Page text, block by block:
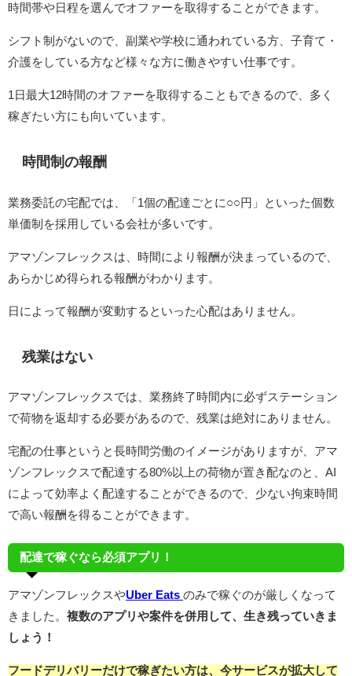
時間帯や日程を選んでオファーを取得することができます。
シフト制がないので、副業や学校に通われている方、子育て・
介護をしている方など様々な方に働きやすい仕事です。
1日最大12時間のオファーを取得することもできるので、多く
稼ぎたい方にも向いています。
時間制の報酬
業務委託の宅配では、「1個の配達ごとに○○円」といった個数
単価制を採用している会社が多いです。
アマゾンフレックスは、時間により報酬が決まっているので、
あらかじめ得られる報酬がわかります。
日によって報酬が変動するといった心配はありません。
残業はない
アマゾンフレックスでは、業務終了時間内に必ずステーション
で荷物を返却する必要があるので、残業は絶対にありません。
宅配の仕事というと長時間労働のイメージがありますが、アマ
ゾンフレックスで配達する80%以上の荷物が置き配なのと、AI
によって効率よく配達することができるので、少ない拘束時間
で高い報酬を得ることができます。
配達で稼ぐなら必須アプリ！
アマゾンフレックスやUber Eats のみで稼ぐのが厳しくなって
きました。 複数のアプリや案件を併用して、生き残っていきま
しょう！
フードデリバリーだけで稼ぎたい方は、今サービスが拡大して